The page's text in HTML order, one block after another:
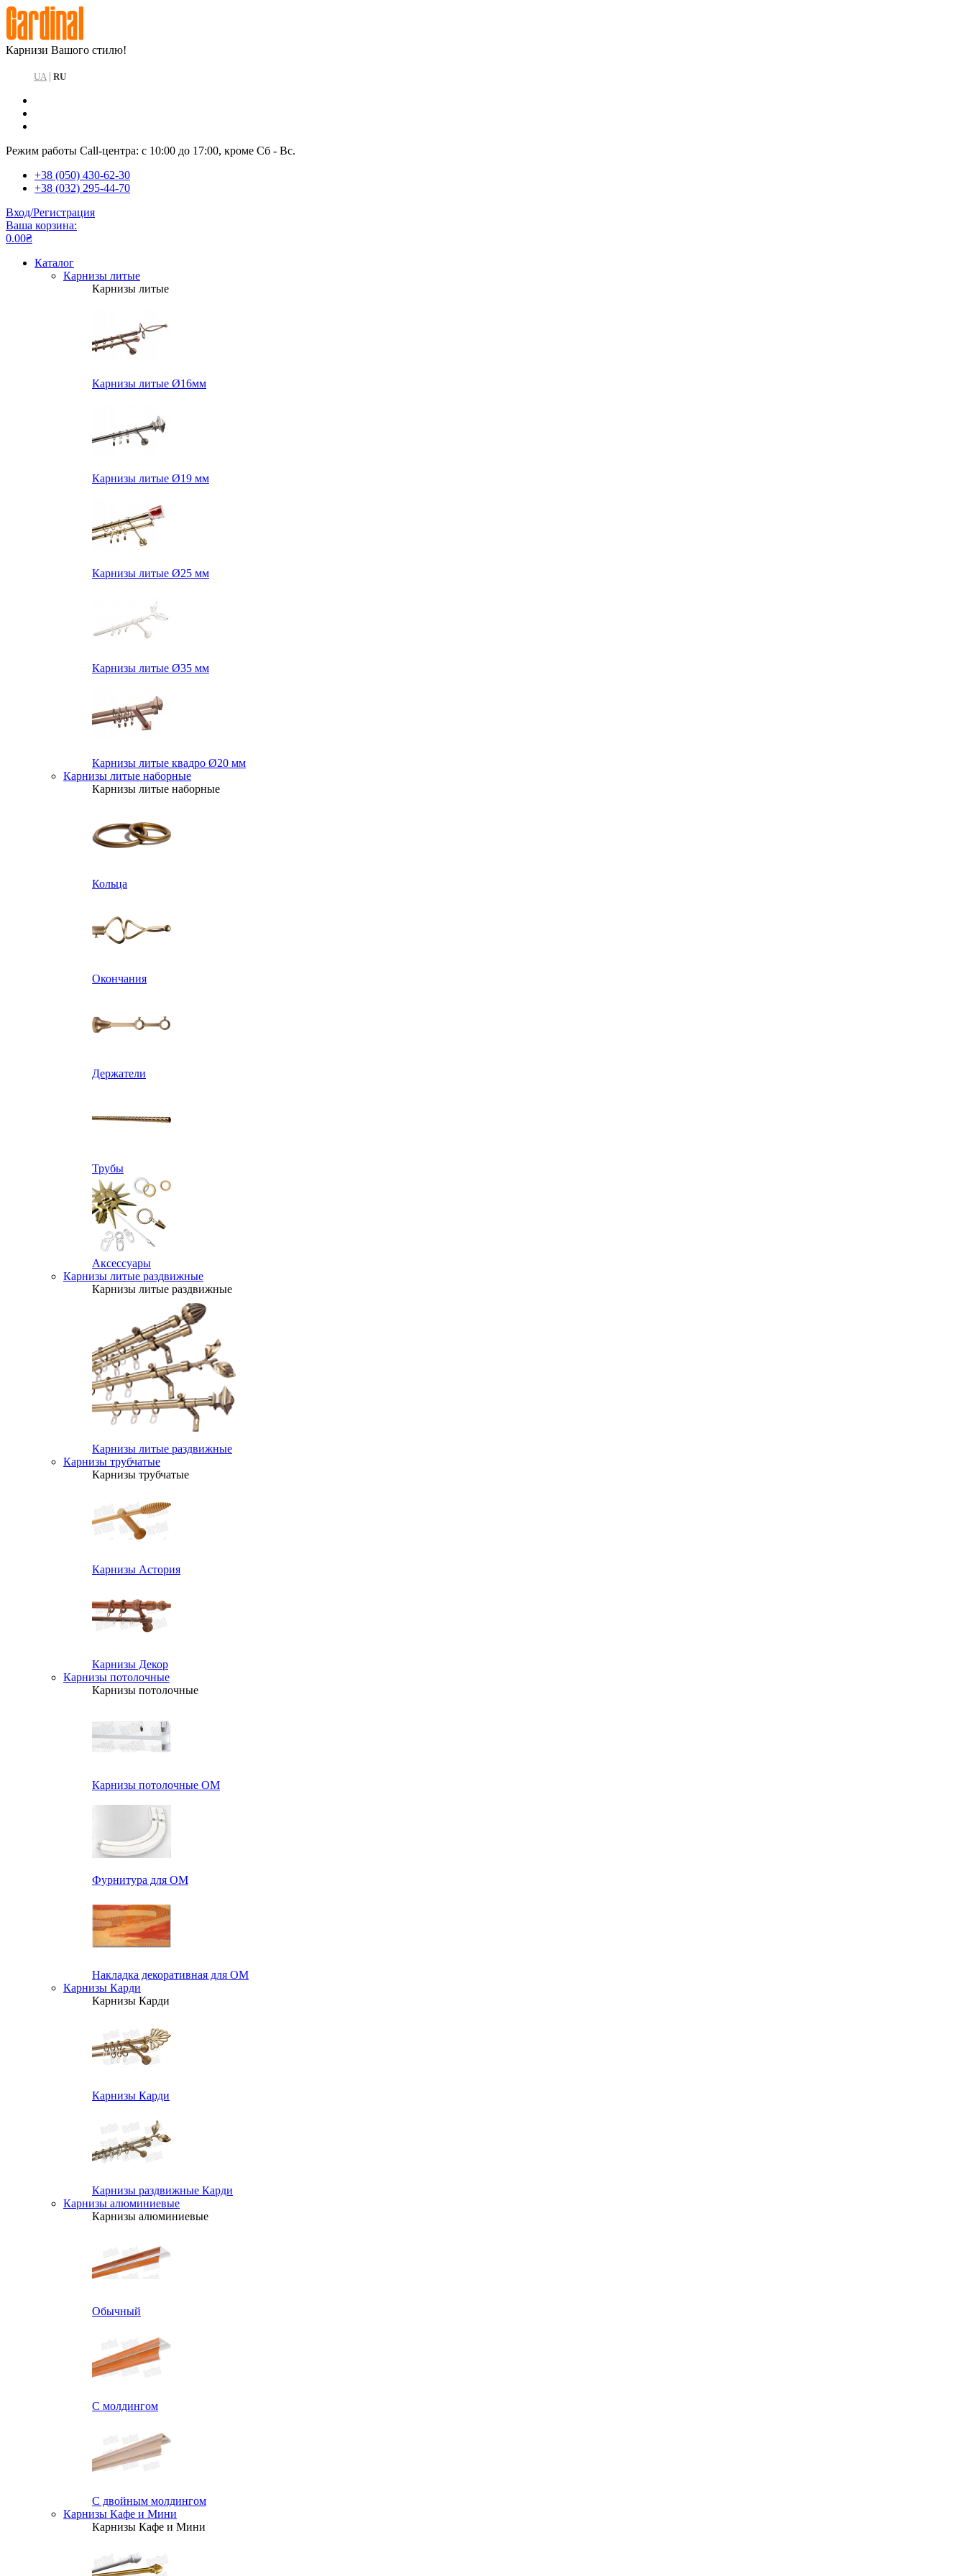
Карнизи Вашого стилю!
UA | RU
Режим работы Call-центра: с 10:00 до 17:00, кроме Сб - Вс.
+38 (050) 430-62-30
+38 (032) 295-44-70
Вход/Регистрация
Ваша корзина:
0.00₴
Каталог
Карнизы литые
Карнизы литые
Карнизы литые Ø16мм
Карнизы литые Ø19 мм
Карнизы литые Ø25 мм
Карнизы литые Ø35 мм
Карнизы литые квадро Ø20 мм
Карнизы литые наборные
Карнизы литые наборные
Кольца
Окончания
Держатели
Трубы
Аксессуары
Карнизы литые раздвижные
Карнизы литые раздвижные
Карнизы литые раздвижные
Карнизы трубчатые
Карнизы трубчатые
Карнизы Астория
Карнизы Декор
Карнизы потолочные
Карнизы потолочные
Карнизы потолочные ОМ
Фурнитура для ОМ
Накладка декоративная для ОМ
Карнизы Карди
Карнизы Карди
Карнизы Карди
Карнизы раздвижные Карди
Карнизы алюминиевые
Карнизы алюминиевые
Обычный
С молдингом
С двойным молдингом
Карнизы Кафе и Мини
Карнизы Кафе и Мини